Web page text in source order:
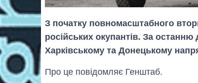
З початку повномасштабного
російських окупантів. За
Харківському та Донецькому
Про це повідомляє Генштаб.